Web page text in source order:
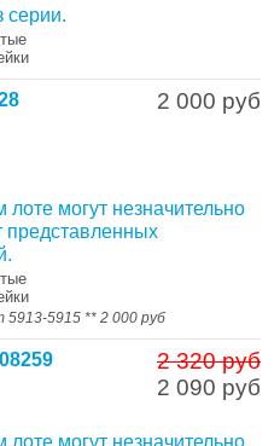
серии.
2 000 руб
лоте могут незначительно
представленных
5913-5915 ** 2 000 руб
2 320 руб
2 090 руб
лоте могут незначительно